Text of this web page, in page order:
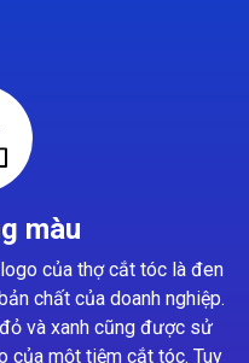
màu
của thợ cắt tóc là đen
chất của doanh nghiệp.
và xanh cũng được sử
của một tiệm cắt tóc. Tuy